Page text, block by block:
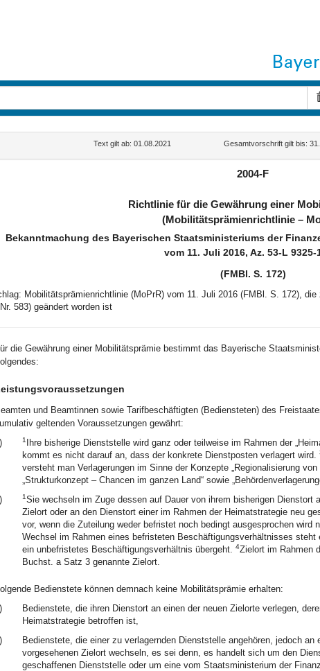
Text gilt ab: 01.08.2021 Gesamtvorschrift gilt bis:
2004-F
Richtlinie für die Gewährung einer
(Mobilitätsprämienrichtlinie –
Bekanntmachung des Bayerischen Staatsministeriums der
vom 11. Juli 2016, Az. 53-L 9325-
(FMBl. S. 172)
Mobilitätsprämienrichtlinie (MoPrR) vom 11. Juli 2016 (FMBl. S. 172),
583) geändert worden ist
die Gewährung einer Mobilitätsprämie bestimmt das Bayerische
und Beamtinnen sowie Tarifbeschäftigten (Bediensteten) des
geltenden Voraussetzungen gewährt:
1 Ihre bisherige Dienststelle wird ganz oder teilweise im Rahmen der
kommt es nicht darauf an, dass der konkrete Dienstposten verlagert wird.
versteht man Verlagerungen im Sinne der Konzepte „Regionalisierung
„Strukturkonzept – Chancen im ganzen Land“ sowie
1Sie wechseln im Zuge dessen auf Dauer von ihrem bisherigen Dienstort
Zielort oder an den Dienstort einer im Rahmen der Heimatstrategie neu
vor, wenn die Zuteilung weder befristet noch bedingt ausgesprochen wird
Wechsel im Rahmen eines befristeten Beschäftigungsverhältnisses
ein unbefristetes Beschäftigungsverhältnis übergeht. 4Zielort im Rahmen
Buchst. a Satz 3 genannte Zielort.
Bedienstete können demnach keine Mobilitätsprämie erhalten:
Bedienstete, die ihren Dienstort an einen der neuen Zielorte verlegen,
Heimatstrategie betroffen ist,
Bedienstete, die einer zu verlagernden Dienststelle angehören, jedoch
vorgesehenen Zielort wechseln, es sei denn, es handelt sich um den
geschaffenen Dienststelle oder um eine vom Staatsministerium der